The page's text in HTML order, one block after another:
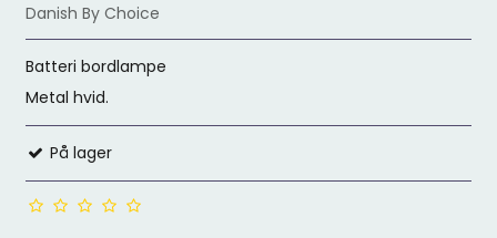
Danish By Choice
Batteri bordlampe
Metal hvid.
På lager